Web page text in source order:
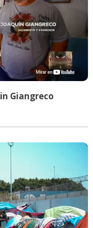
Giangreco